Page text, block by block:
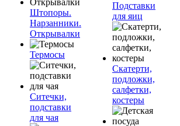
Штопоры.
Нарзанники.
Открывалки
Термосы
Ситечки,
подставки
для чая
Подставки
для яиц
Скатерти,
подложки,
салфетки,
костеры